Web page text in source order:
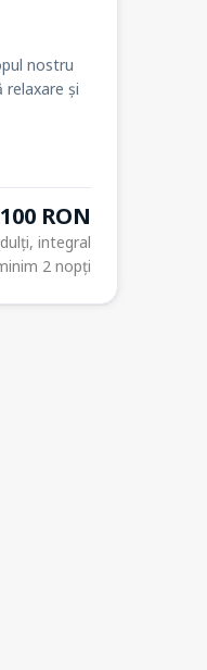
nostru
și
RON
integral
2 nopți